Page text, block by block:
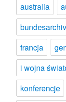
australia
bundesarchiv
francja
i wojna
konferencje